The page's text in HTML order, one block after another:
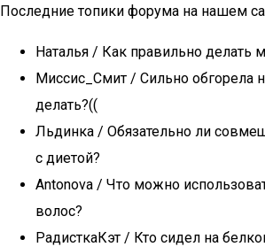
Последние топики форума на нашем
Наталья / Как правильно делать
Миссис_Смит / Сильно обгорела
делать?((
Льдинка / Обязательно ли
с диетой?
Antonova / Что можно
волос?
РадисткаКэт / Кто сидел на